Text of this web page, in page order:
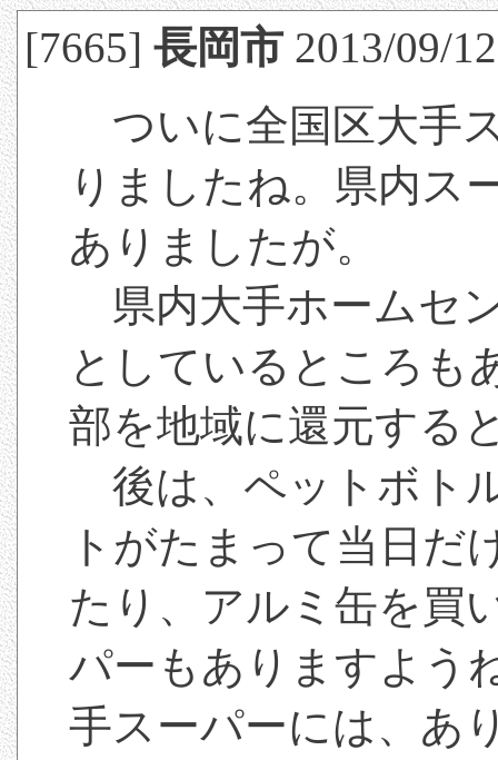
[7665]長岡市 2013/09/
ついに全国区大手
りましたね。県内ス
ありましたが。
県内大手ホームセ
としているところも
部を地域に還元する
後は、ペットボト
トがたまって当日だ
たり、アルミ缶を買
パーもありますよう
手スーパーには、あ